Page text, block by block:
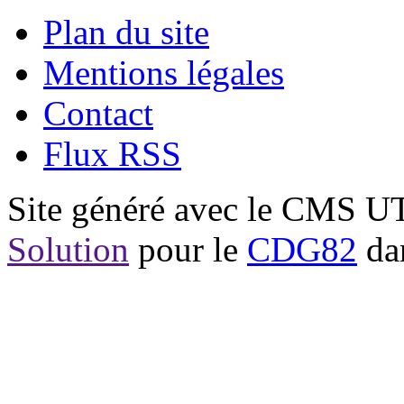
Plan du site
Mentions légales
Contact
Flux RSS
Site généré avec le CMS
Solution pour le CDG82